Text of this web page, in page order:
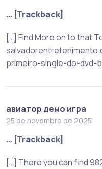
… [Trackback]
[…] Find More on to that
primeiro-single-do-dvd-
авиатор демо игра
25 de novembro de 2025
… [Trackback]
[…] There you can find